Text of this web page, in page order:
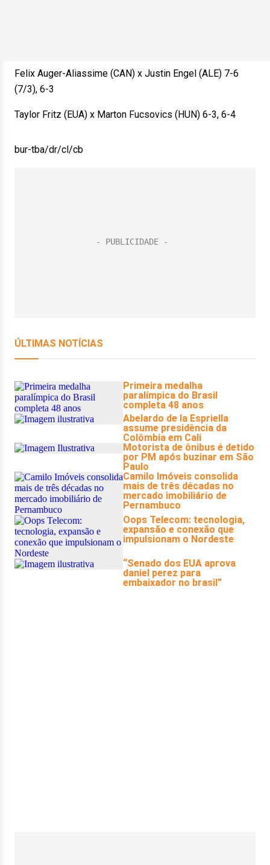
Felix Auger-Aliassime (CAN) x Justin Engel (ALE) 7-6
(7/3), 6-3
Taylor Fritz (EUA) x Marton Fucsovics (HUN) 6-3, 6-4
bur-tba/dr/cl/cb